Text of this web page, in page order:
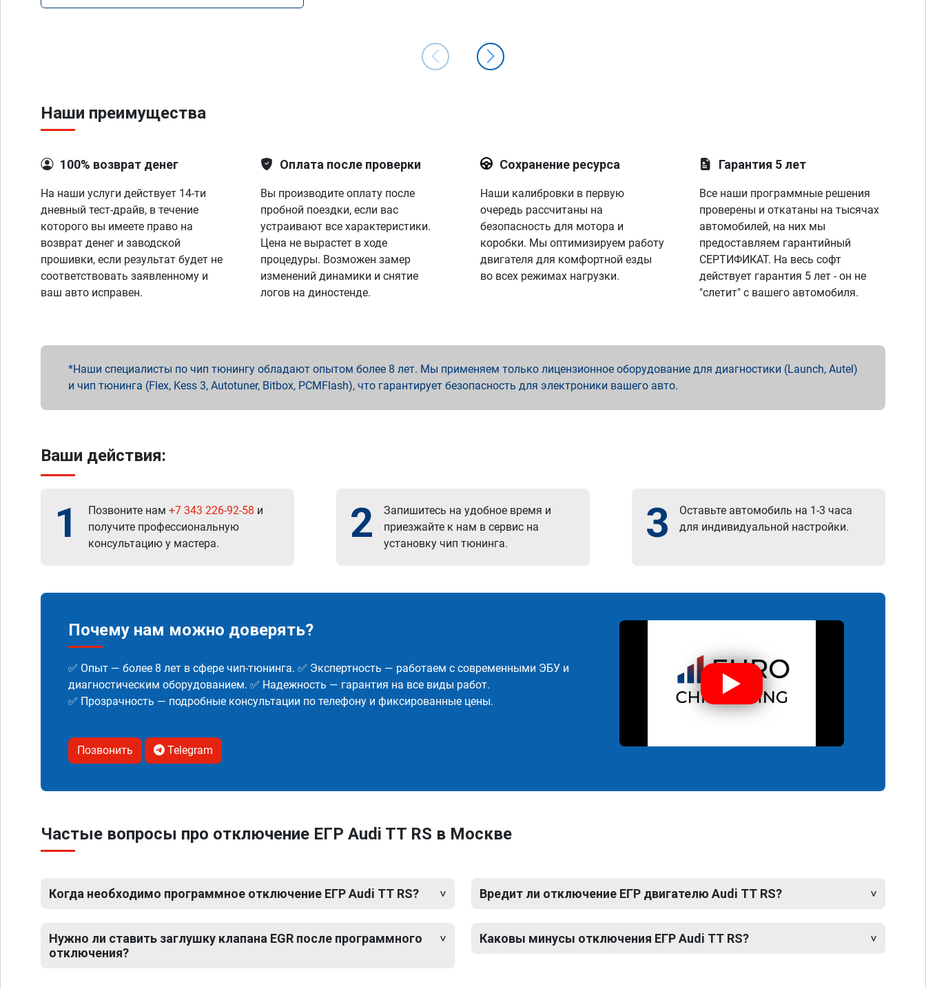
Наши преимущества
100% возврат денег
На наши услуги действует 14-ти
дневный тест-драйв, в течение
которого вы имеете право на
возврат денег и заводской
прошивки, если результат будет не
соответствовать заявленному и
ваш авто исправен.
Оплата после проверки
Вы производите оплату после
пробной поездки, если вас
устраивают все характеристики.
Цена не вырастет в ходе
процедуры. Возможен замер
изменений динамики и снятие
логов на диностенде.
Сохранение ресурса
Наши калибровки в первую
очередь рассчитаны на
безопасность для мотора и
коробки. Мы оптимизируем работу
двигателя для комфортной езды
во всех режимах нагрузки.
Гарантия 5 лет
Все наши программные решения
проверены и откатаны на тысячах
автомобилей, на них мы
предоставляем гарантийный
СЕРТИФИКАТ. На весь софт
действует гарантия 5 лет - он не
"слетит" с вашего автомобиля.
Наши специалисты по чип тюнингу обладают опытом более 8 лет. Мы применяем только лицензионное оборудование для диагностики (Launch, Autel)
и чип тюнинга (Flex, Kess 3, Autotuner, Bitbox, PCMFlash), что гарантирует безопасность для электроники вашего авто.
Ваши действия:
1 Позвоните нам +7 343 226-92-58 и
получите профессиональную
консультацию у мастера.
2
Запишитесь на удобное время и
приезжайте к нам в сервис на
установку чип тюнинга.
3
Оставьте автомобиль на 1-3 часа
для индивидуальной настройки.
Почему нам можно доверять?
✅ Опыт — более 8 лет в сфере чип-тюнинга. ✅ Экспертность — работаем с современными ЭБУ и
диагностическим оборудованием. ✅ Надежность — гарантия на все виды работ.
✅ Прозрачность — подробные консультации по телефону и фиксированные цены.
Позвонить Telegram
Частые вопросы про отключение ЕГР Audi TT RS в Москве
Когда необходимо программное отключение ЕГР Audi TT RS?
Нужно ли ставить заглушку клапана EGR после программного
отключения?
Вредит ли отключение ЕГР двигателю Audi TT RS?
Каковы минусы отключения ЕГР Audi TT RS?